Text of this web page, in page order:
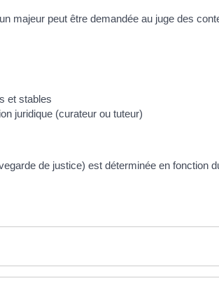
majeur peut être demandée au juge des
et stables
juridique (curateur ou tuteur)
de justice) est déterminée en fonction